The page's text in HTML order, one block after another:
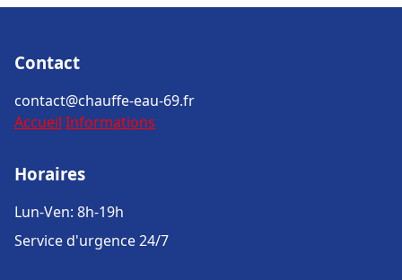
Contact
contact@chauffe-eau-69.fr
Accueil Informations
Horaires
Lun-Ven: 8h-19h
Service d'urgence 24/7